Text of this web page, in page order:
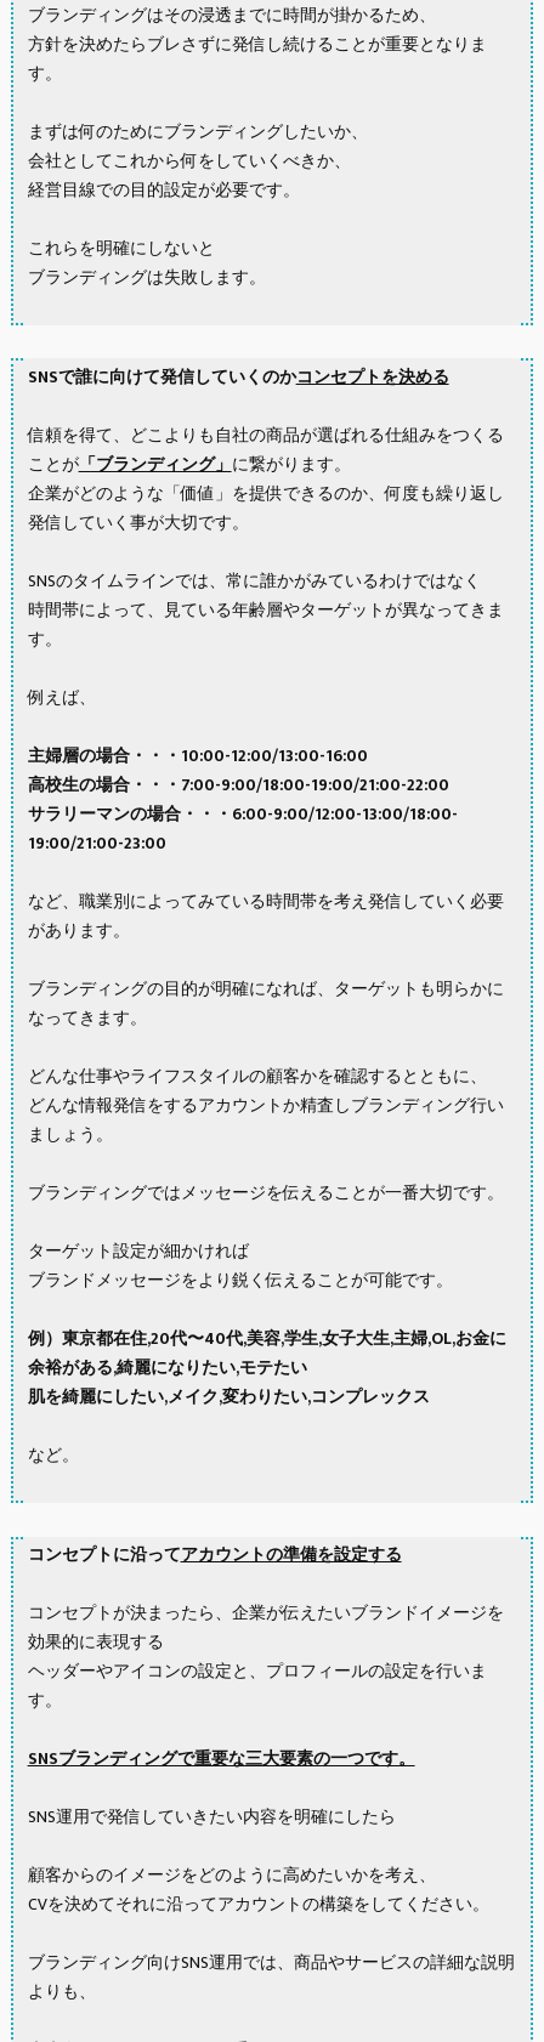
ブランディングはその浸透までに時間が掛かるため、
方針を決めたらブレさずに発信し続けることが重要となりま
す。
まずは何のためにブランディングしたいか、
会社としてこれから何をしていくべきか、
経営目線での目的設定が必要です。
これらを明確にしないと
ブランディングは失敗します。
SNSで誰に向けて発信していくのかコンセプトを決める
信頼を得て、どこよりも自社の商品が選ばれる仕組みをつくる
ことが「ブランディング」に繋がります。
企業がどのような「価値」を提供できるのか、何度も繰り返し
発信していく事が大切です。
SNSのタイムラインでは、常に誰かがみているわけではなく
時間帯によって、見ている年齢層やターゲットが異なってきま
す。
例えば、
主婦層の場合・・・10:00-12:00/13:00-16:00
高校生の場合・・・7:00-9:00/18:00-19:00/21:00-22:00
サラリーマンの場合・・・6:00-9:00/12:00-13:00/18:00-
19:00/21:00-23:00
など、職業別によってみている時間帯を考え発信していく必要
があります。
ブランディングの目的が明確になれば、ターゲットも明らかに
なってきます。
どんな仕事やライフスタイルの顧客かを確認するとともに、
どんな情報発信をするアカウントか精査しブランディング行い
ましょう。
ブランディングではメッセージを伝えることが一番大切です。
ターゲット設定が細かければ
ブランドメッセージをより鋭く伝えることが可能です。
例）東京都在住,20代〜40代,美容,学生,女子大生,主婦,OL,お金に
余裕がある,綺麗になりたい,モテたい
肌を綺麗にしたい,メイク,変わりたい,コンプレックス
など。
コンセプトに沿ってアカウントの準備を設定する
コンセプトが決まったら、企業が伝えたいブランドイメージを
効果的に表現する
ヘッダーやアイコンの設定と、プロフィールの設定を行いま
す。
SNSブランディングで重要な三大要素の一つです。
SNS運用で発信していきたい内容を明確にしたら
顧客からのイメージをどのように高めたいかを考え、
CVを決めてそれに沿ってアカウントの構築をしてください。
ブランディング向けSNS運用では、商品やサービスの詳細な説明
よりも、